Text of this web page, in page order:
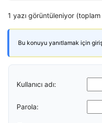
1 yazı görüntüleniyor (toplam
Bu konuyu yanıtlamak için giriş
Kullanıcı adı:
Parola: